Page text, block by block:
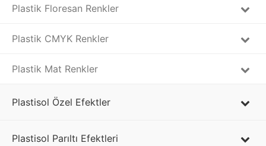
Plastik Floresan Renkler
Plastik CMYK Renkler
Plastik Mat Renkler
Plastisol Özel Efektler
Plastisol Parıltı Efektleri